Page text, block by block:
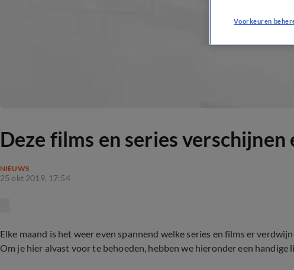
Deze films en series
NIEUWS
25 okt 2019, 17:54
Elke maand is het weer even spannend welke series en films er
Om je hier alvast voor te behoeden, hebben we hieronder een
Voorkeuren